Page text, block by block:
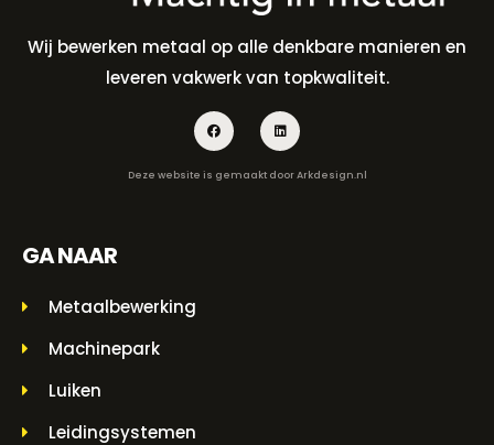
Wij bewerken metaal op alle denkbare manieren en
leveren vakwerk van topkwaliteit.
Deze website is gemaakt doorArkdesign.nl
GA NAAR
Metaalbewerking
Machinepark
Luiken
Leidingsystemen